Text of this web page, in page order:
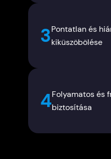
3Pontatlan és
kiküszöbölése
4Folyamatos és
biztosítása